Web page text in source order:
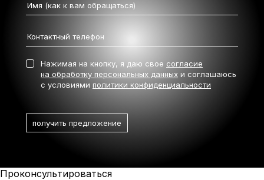
Нажимая на кнопку, я даю свое согласие
на обработку персональных данных и соглашаюсь
с условиями политики конфиденциальности
Проконсультироваться